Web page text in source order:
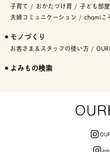
子育て おかたづけ育 子ども部
夫婦コミュニケーション
chamiこ
モノづくり
お客さま＆スタッフの使い方
よみもの検索